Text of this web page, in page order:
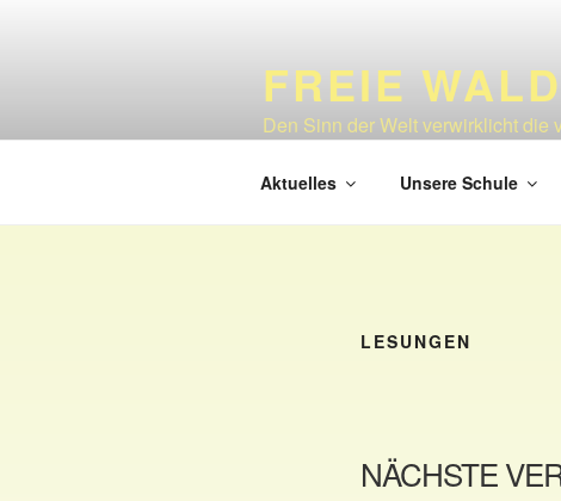
FREIE
Den Sinn der Welt verwirklicht die
Aktuelles Unsere Schule
LESUNGEN
NÄCHSTE